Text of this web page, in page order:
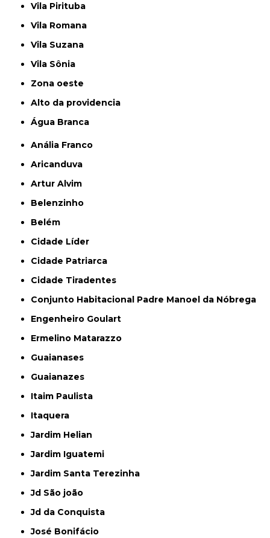
Vila Pirituba
Vila Romana
Vila Suzana
Vila Sônia
Zona oeste
alto da providencia
Água Branca
Anália Franco
Aricanduva
Artur Alvim
Belenzinho
Belém
Cidade Líder
Cidade Patriarca
Cidade Tiradentes
Conjunto Habitacional Padre Manoel da Nóbrega
Engenheiro Goulart
Ermelino Matarazzo
Guaianases
Guaianazes
Itaim Paulista
Itaquera
Jardim Helian
Jardim Iguatemi
Jardim Santa Terezinha
Jd São joão
Jd da Conquista
José Bonifácio